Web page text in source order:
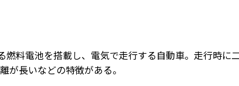
料電池を搭載し、電気で走行する自動車。走行時に
が長いなどの特徴がある。